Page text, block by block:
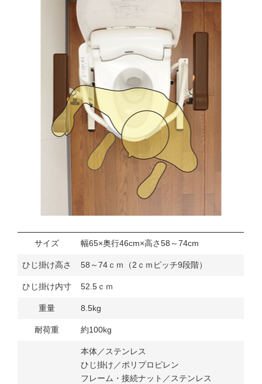
サイズ 幅65×奥行46cm×高さ58～74cm
ひじ掛け高さ 58～74ｃｍ（2ｃｍピッチ9段階）
ひじ掛け内寸 52.5ｃｍ
重量 8.5kg
耐荷重 約100kg
本体／ステンレス
ひじ掛け／ポリプロピレン
フレーム・接続ナット／ステンレス